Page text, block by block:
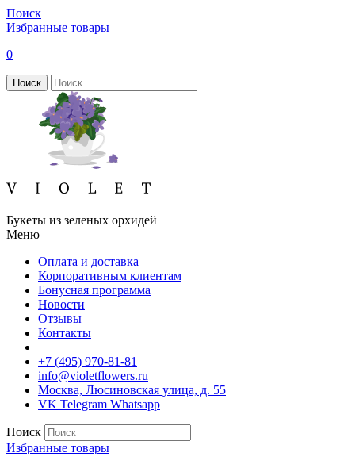
Поиск
Избранные товары
0
Поиск
Букеты из зеленых орхидей
Меню
Оплата и доставка
Корпоративным клиентам
Бонусная программа
Новости
Отзывы
Контакты
+7 (495) 970-81-81
info@violetflowers.ru
Москва, Люсиновская улица, д. 55
VK Telegram Whatsapp
Поиск
Избранные товары